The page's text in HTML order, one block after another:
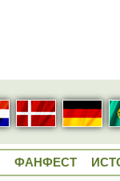
ФАНФЕСТ